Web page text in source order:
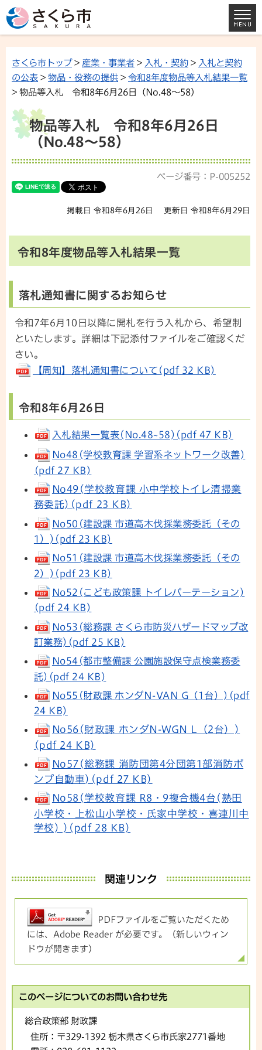
さくら市トップ> 産業・事業者 > 入札・契約 > 入札と契約
の公表 > 物品・役務の提供 > 令和8年度物品等入札結果一覧
> 物品等入札 令和8年6月26日（No.48～58）
物品等入札 令和8年6月26日
（No.48～58）
ページ番号：P-005252
掲載日 令和8年6月26日 更新日 令和8年6月29日
令和8年度物品等入札結果一覧
落札通知書に関するお知らせ
令和7年6月10日以降に開札を行う入札から、希望制
といたします。詳細は下記添付ファイルをご確認くだ
さい。
【周知】落札通知書について(pdf 32 KB)
令和8年6月26日
入札結果一覧表(No.48~58)(pdf 47 KB)
No48(学校教育課 学習系ネットワーク改善)
(pdf 27 KB)
No49(学校教育課 小中学校トイレ清掃業
務委託)(pdf 23 KB)
No50(建設課 市道高木伐採業務委託（その
1）)(pdf 23 KB)
No51(建設課 市道高木伐採業務委託（その
2）)(pdf 23 KB)
No52(こども政策課 トイレパーテーション)
(pdf 24 KB)
No53(総務課 さくら市防災ハザードマップ改
訂業務)(pdf 25 KB)
No54(都市整備課 公園施設保守点検業務委
託)(pdf 24 KB)
No55(財政課 ホンダN-VAN G（1台）)(pdf
24 KB)
No56(財政課 ホンダN-WGN L（2台）)
(pdf 24 KB)
No57(総務課 消防団第4分団第1部消防ポ
ンプ自動車)(pdf 27 KB)
No58(学校教育課 R8・9複合機4台(熟田
小学校・上松山小学校・氏家中学校・喜連川中
学校) )(pdf 28 KB)
関連リンク
PDFファイルをご覧いただくため
には、Adobe Reader が必要です。（新しいウィン
ドウが開きます）
このページについてのお問い合わせ先
総合政策部 財政課
住所： 〒329-1392 栃木県さくら市氏家2771番地